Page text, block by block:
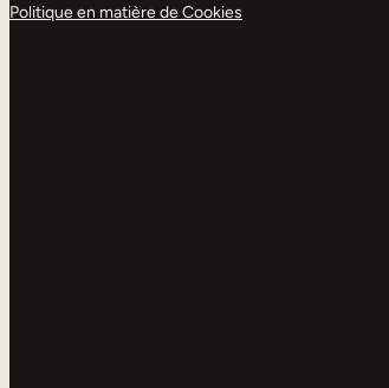
Politique en matière de Cookies